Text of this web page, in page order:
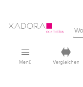
Menü Vergleichen